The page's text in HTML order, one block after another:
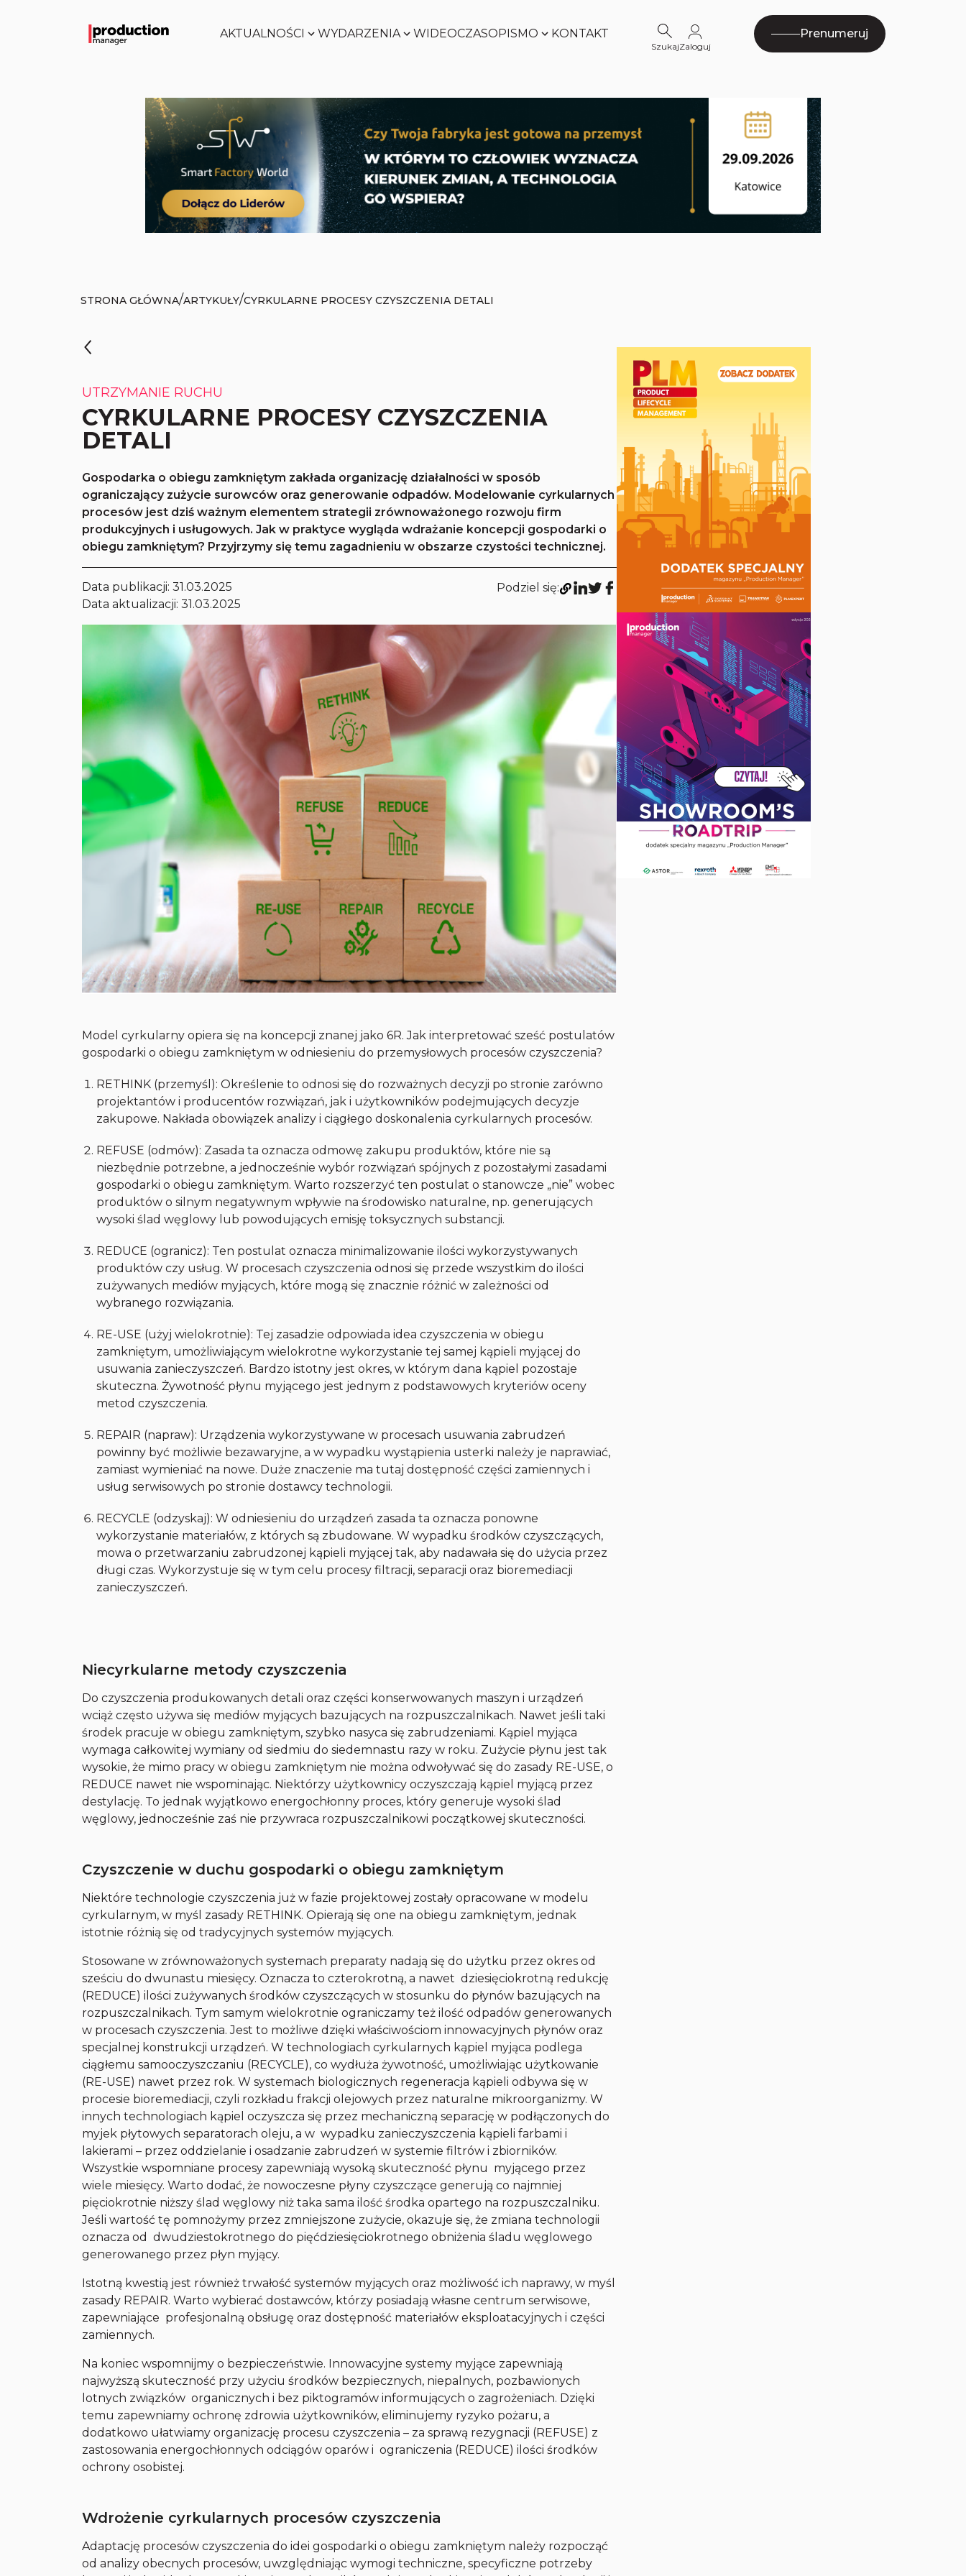
AKTUALNOŚCI WYDARZENIA
SMART
FACTORY
WORLD
WIDEOCZASOPISMO KONTAKT
SzukajZaloguj
Prenumeruj
FACTORY
WORLD
Zobacz
STRONA GŁÓWNA/ARTYKUŁY/CYRKULARNE PROCESY CZYSZCZENIA DETALI
UTRZYMANIE RUCHU
CYRKULARNE PROCESY CZYSZCZENIA
DETALI
Gospodarka o obiegu zamkniętym zakłada organizację działalności w sposób
ograniczający zużycie surowców oraz generowanie odpadów. Modelowanie cyrkularnych
procesów jest dziś ważnym elementem strategii zrównoważonego rozwoju firm
produkcyjnych i usługowych. Jak w praktyce wygląda wdrażanie koncepcji gospodarki o
obiegu zamkniętym? Przyjrzymy się temu zagadnieniu w obszarze czystości technicznej.
Data publikacji:31.03.2025
Data aktualizacji: 31.03.2025
Podziel się:
Model cyrkularny opiera się na koncepcji znanej jako 6R. Jak interpretować sześć postulatów
gospodarki o obiegu zamkniętym w odniesieniu do przemysłowych procesów czyszczenia?
RETHINK (przemyśl): Określenie to odnosi się do rozważnych decyzji po stronie zarówno
projektantów i producentów rozwiązań, jak i użytkowników podejmujących decyzje
zakupowe. Nakłada obowiązek analizy i ciągłego doskonalenia cyrkularnych procesów.
REFUSE (odmów): Zasada ta oznacza odmowę zakupu produktów, które nie są
niezbędnie potrzebne, a jednocześnie wybór rozwiązań spójnych z pozostałymi zasadami
gospodarki o obiegu zamkniętym. Warto rozszerzyć ten postulat o stanowcze „nie” wobec
produktów o silnym negatywnym wpływie na środowisko naturalne, np. generujących
wysoki ślad węglowy lub powodujących emisję toksycznych substancji.
REDUCE (ogranicz): Ten postulat oznacza minimalizowanie ilości wykorzystywanych
produktów czy usług. W procesach czyszczenia odnosi się przede wszystkim do ilości
zużywanych mediów myjących, które mogą się znacznie różnić w zależności od
wybranego rozwiązania.
RE-USE (użyj wielokrotnie): Tej zasadzie odpowiada idea czyszczenia w obiegu
zamkniętym, umożliwiającym wielokrotne wykorzystanie tej samej kąpieli myjącej do
usuwania zanieczyszczeń. Bardzo istotny jest okres, w którym dana kąpiel pozostaje
skuteczna. Żywotność płynu myjącego jest jednym z podstawowych kryteriów oceny
metod czyszczenia.
REPAIR (napraw): Urządzenia wykorzystywane w procesach usuwania zabrudzeń
powinny być możliwie bezawaryjne, a w wypadku wystąpienia usterki należy je naprawiać,
zamiast wymieniać na nowe. Duże znaczenie ma tutaj dostępność części zamiennych i
usług serwisowych po stronie dostawcy technologii.
RECYCLE (odzyskaj): W odniesieniu do urządzeń zasada ta oznacza ponowne
wykorzystanie materiałów, z których są zbudowane. W wypadku środków czyszczących,
mowa o przetwarzaniu zabrudzonej kąpieli myjącej tak, aby nadawała się do użycia przez
długi czas. Wykorzystuje się w tym celu procesy filtracji, separacji oraz bioremediacji
zanieczyszczeń.
Niecyrkularne metody czyszczenia
Do czyszczenia produkowanych detali oraz części konserwowanych maszyn i urządzeń
wciąż często używa się mediów myjących bazujących na rozpuszczalnikach. Nawet jeśli taki
środek pracuje w obiegu zamkniętym, szybko nasyca się zabrudzeniami. Kąpiel myjąca
wymaga całkowitej wymiany od siedmiu do siedemnastu razy w roku. Zużycie płynu jest tak
wysokie, że mimo pracy w obiegu zamkniętym nie można odwoływać się do zasady RE-USE, o
REDUCE nawet nie wspominając. Niektórzy użytkownicy oczyszczają kąpiel myjącą przez
destylację. To jednak wyjątkowo energochłonny proces, który generuje wysoki ślad
węglowy, jednocześnie zaś nie przywraca rozpuszczalnikowi początkowej skuteczności.
Czyszczenie w duchu gospodarki o obiegu zamkniętym
Niektóre technologie czyszczenia już w fazie projektowej zostały opracowane w modelu
cyrkularnym, w myśl zasady RETHINK. Opierają się one na obiegu zamkniętym, jednak
istotnie różnią się od tradycyjnych systemów myjących.
Stosowane w zrównoważonych systemach preparaty nadają się do użytku przez okres od
sześciu do dwunastu miesięcy. Oznacza to czterokrotną, a nawet dziesięciokrotną redukcję
(REDUCE) ilości zużywanych środków czyszczących w stosunku do płynów bazujących na
rozpuszczalnikach. Tym samym wielokrotnie ograniczamy też ilość odpadów generowanych
w procesach czyszczenia. Jest to możliwe dzięki właściwościom innowacyjnych płynów oraz
specjalnej konstrukcji urządzeń. W technologiach cyrkularnych kąpiel myjąca podlega
ciągłemu samooczyszczaniu (RECYCLE), co wydłuża żywotność, umożliwiając użytkowanie
(RE-USE) nawet przez rok. W systemach biologicznych regeneracja kąpieli odbywa się w
procesie bioremediacji, czyli rozkładu frakcji olejowych przez naturalne mikroorganizmy. W
innych technologiach kąpiel oczyszcza się przez mechaniczną separację w podłączonych do
myjek płytowych separatorach oleju, a w wypadku zanieczyszczenia kąpieli farbami i
lakierami – przez oddzielanie i osadzanie zabrudzeń w systemie filtrów i zbiorników.
Wszystkie wspomniane procesy zapewniają wysoką skuteczność płynu myjącego przez
wiele miesięcy. Warto dodać, że nowoczesne płyny czyszczące generują co najmniej
pięciokrotnie niższy ślad węglowy niż taka sama ilość środka opartego na rozpuszczalniku.
Jeśli wartość tę pomnożymy przez zmniejszone zużycie, okazuje się, że zmiana technologii
oznacza od dwudziestokrotnego do pięćdziesięciokrotnego obniżenia śladu węglowego
generowanego przez płyn myjący.
Istotną kwestią jest również trwałość systemów myjących oraz możliwość ich naprawy, w myśl
zasady REPAIR. Warto wybierać dostawców, którzy posiadają własne centrum serwisowe,
zapewniające profesjonalną obsługę oraz dostępność materiałów eksploatacyjnych i części
zamiennych.
Na koniec wspomnijmy o bezpieczeństwie. Innowacyjne systemy myjące zapewniają
najwyższą skuteczność przy użyciu środków bezpiecznych, niepalnych, pozbawionych
lotnych związków organicznych i bez piktogramów informujących o zagrożeniach. Dzięki
temu zapewniamy ochronę zdrowia użytkowników, eliminujemy ryzyko pożaru, a
dodatkowo ułatwiamy organizację procesu czyszczenia – za sprawą rezygnacji (REFUSE) z
zastosowania energochłonnych odciągów oparów i ograniczenia (REDUCE) ilości środków
ochrony osobistej.
Wdrożenie cyrkularnych procesów czyszczenia
Adaptację procesów czyszczenia do idei gospodarki o obiegu zamkniętym należy rozpocząć
od analizy obecnych procesów, uwzględniając wymogi techniczne, specyficzne potrzeby